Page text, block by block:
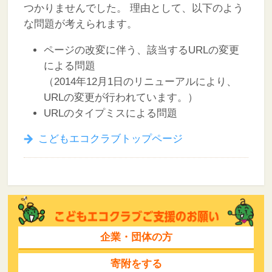
つかりませんでした。
理由として、以下のよう
な問題が考えられます。
ページの改変に伴う、該当するURLの変更
による問題
（2014年12月1日のリニューアルにより、
URLの変更が行われています。）
URLのタイプミスによる問題
こどもエコクラブトップページ
企業・団体の方
寄附をする